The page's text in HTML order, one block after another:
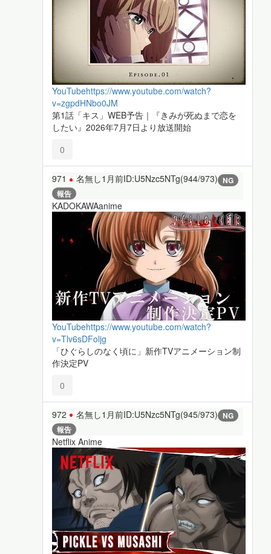
YouTubehttps://www.youtube.com/watch?
v=zgpdHNbo0JM
第1話「キス」WEB予告｜『きみが死ぬまで恋を
したい』2026年7月7日より放送開始
0
971 名無し1月前ID:U5Nzc5NTg(944/973) NG
報告
KADOKAWAanime
YouTubehttps://www.youtube.com/watch?
v=Tlv6sDFoljg
「ひぐらしのなく頃に」新作TVアニメーション制
作決定PV
0
972 名無し1月前ID:U5Nzc5NTg(945/973) NG
報告
Netflix Anime